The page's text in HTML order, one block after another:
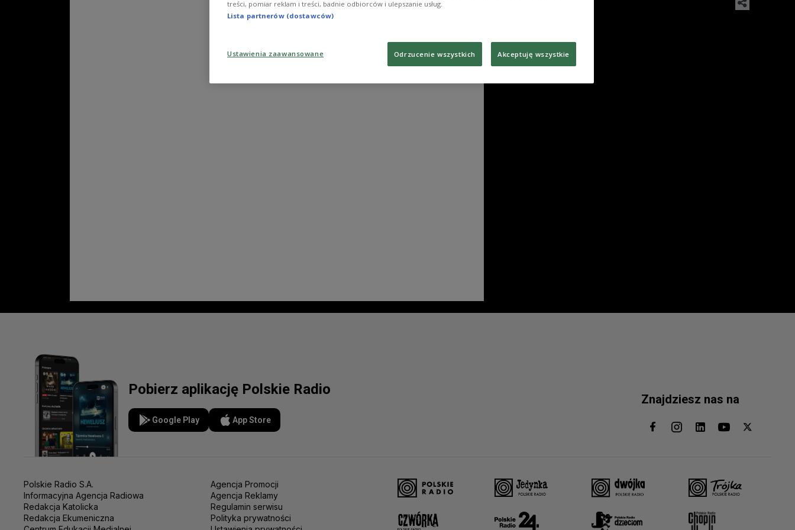
Pobierz aplikację Polskie Radio
Google Play App Store
Znajdziesz nas na
Polskie Radio S.A.
Informacyjna Agencja Radiowa
Redakcja Katolicka
Redakcja Ekumeniczna
Agencja Promocji
Agencja Reklamy
Regulamin serwisu
Polityka prywatności
treści, pomiar reklam i treści, badnie odbiorców i ulepszanie usług.
Lista partnerów (dostawców)
Ustawienia zaawansowane Odrzucenie wszystkich Akceptuję wszystkie